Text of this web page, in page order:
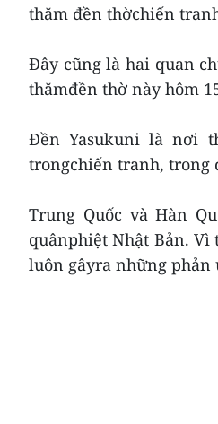
thăm đền thờchiến
Đây cũng là hai quan
thămđền thờ này hôm
Đền Yasukuni là nơi
trongchiến tranh, trong
Trung Quốc và Hàn
quânphiệt Nhật Bản. Vì
luôn gâyra những phản